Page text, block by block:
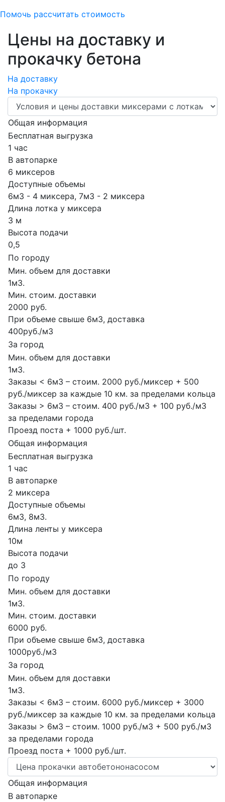
Помочь рассчитать стоимость
Цены на доставку и
прокачку бетона
На доставку
На прокачку
Общая информация
Бесплатная выгрузка
1 час
В автопарке
6 миксеров
Доступные объемы
6м3 - 4 миксера, 7м3 - 2 миксера
Длина лотка у миксера
3 м
Высота подачи
0,5
По городу
Мин. объем для доставки
1м3.
Мин. стоим. доставки
2000 руб.
При объеме свыше 6м3, доставка
400руб./м3
За город
Мин. объем для доставки
1м3.
Заказы < 6м3 – стоим. 2000 руб./миксер + 500
руб./миксер за каждые 10 км. за пределами кольца
Заказы > 6м3 – стоим. 400 руб./м3 + 100 руб./м3
за пределами города
Проезд поста + 1000 руб./шт.
Общая информация
Бесплатная выгрузка
1 час
В автопарке
2 миксера
Доступные объемы
6м3, 8м3.
Длина ленты у миксера
10м
Высота подачи
до 3
По городу
Мин. объем для доставки
1м3.
Мин. стоим. доставки
6000 руб.
При объеме свыше 6м3, доставка
1000руб./м3
За город
Мин. объем для доставки
1м3.
Заказы < 6м3 – стоим. 6000 руб./миксер + 3000
руб./миксер за каждые 10 км. за пределами кольца
Заказы > 6м3 – стоим. 1000 руб./м3 + 500 руб./м3
за пределами города
Проезд поста + 1000 руб./шт.
Общая информация
В автопарке